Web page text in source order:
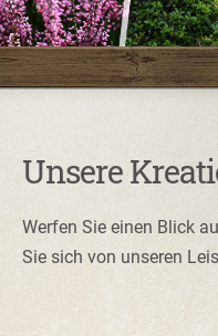
Unsere
Werfen Sie einen Blick
Sie sich von unseren